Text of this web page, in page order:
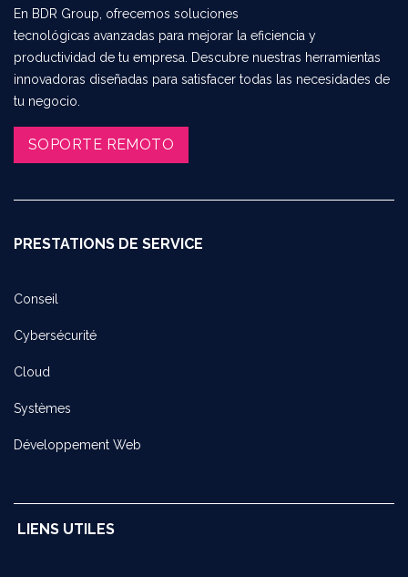
En BDR Group, ofrecemos soluciones
tecnológicas avanzadas para mejorar la eficiencia y
productividad de tu empresa. Descubre nuestras herramientas
innovadoras diseñadas para satisfacer todas las necesidades de
tu negocio.
SOPORTE REMOTO​​​​
PRESTATIONS DE SERVICE
Conseil
Cybersécurité
Cloud
Systèmes
Développement Web
LIENS UTILES